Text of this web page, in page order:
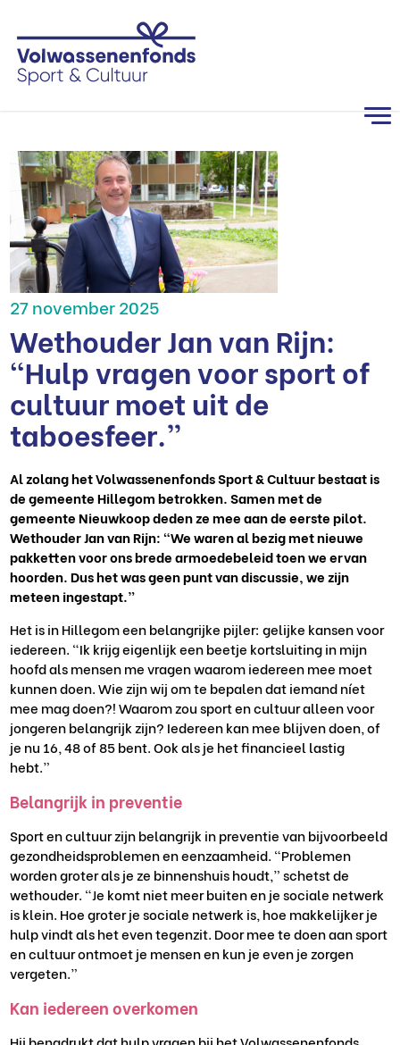
27 november 2025
Wethouder Jan van Rijn:
“Hulp vragen voor sport of
cultuur moet uit de
taboesfeer.”
Al zolang het Volwassenenfonds Sport & Cultuur bestaat is
de gemeente Hillegom betrokken. Samen met de
gemeente Nieuwkoop deden ze mee aan de eerste pilot.
Wethouder Jan van Rijn: “We waren al bezig met nieuwe
pakketten voor ons bredearmoedebeleidtoen we ervan
hoorden. Dus het was geen punt van discussie, we zijn
meteen ingestapt.”
Het is in Hillegom een belangrijke pijler: gelijke kansen voor
iedereen. “Ik krijg eigenlijk een beetje kortsluiting in mijn
hoofd als mensenmevragen waarom iedereen mee moet
kunnen doen.Wie zijn wij om te bepalen dat iemand níet
mee mag doen?! Waaromzou sport en cultuur alleen voor
jongeren belangrijk zijn? Iedereen kan mee blijven doen, of
je nu 16, 48 of 85 bent.Ook als je het financieel lastig
hebt.”
Belangrijk in preventie
Sport en cultuurzijn belangrijk in preventie van bijvoorbeeld
gezondheidsproblemenen eenzaamheid. “Problemen
worden groter als je ze binnenshuis houdt,” schetstde
wethouder. “Je komt niet meer buiten en je sociale netwerk
is klein. Hoe groter je sociale netwerk is, hoe makkelijker je
hulp vindt als het even tegenzit. Door mee te doenaan sport
en cultuurontmoet je mensen en kun je even je zorgen
vergeten.”
Kan iedereen overkomen